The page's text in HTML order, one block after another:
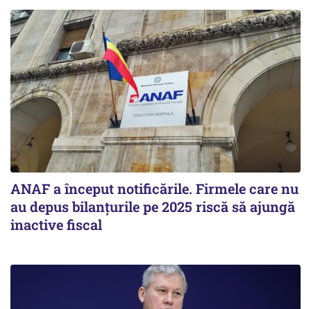
ANAF a început notificările. Firmele care nu
au depus bilanțurile pe 2025 riscă să ajungă
inactive fiscal